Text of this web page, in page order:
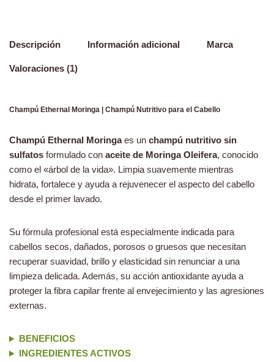
Descripción Información adicional Marca
Valoraciones (1)
Champú Ethernal Moringa | Champú Nutritivo para el Cabello
Champú Ethernal Moringaes un champú nutritivo sin
sulfatos formulado con aceite de Moringa Oleifera, conocido
como el «árbol de la vida». Limpia suavemente mientras
hidrata, fortalece y ayuda a rejuvenecer el aspecto del cabello
desde el primer lavado.
Su fórmula profesional está especialmente indicada para
cabellos secos, dañados, porosos o gruesos que necesitan
recuperar suavidad, brillo y elasticidad sin renunciar a una
limpieza delicada. Además, su acción antioxidante ayuda a
proteger la fibra capilar frente al envejecimiento y las agresiones
externas.
BENEFICIOS
INGREDIENTES ACTIVOS